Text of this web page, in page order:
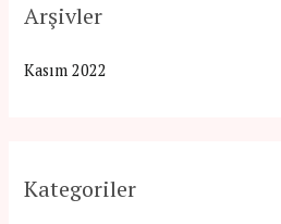
Arşivler
Kasım 2022
Kategoriler